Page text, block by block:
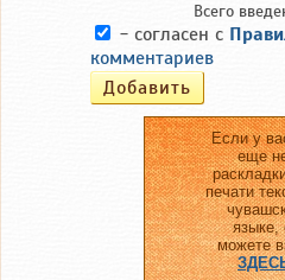
Всего
- согласен с
комментариев
Если у
еще
печати
языке,
можете